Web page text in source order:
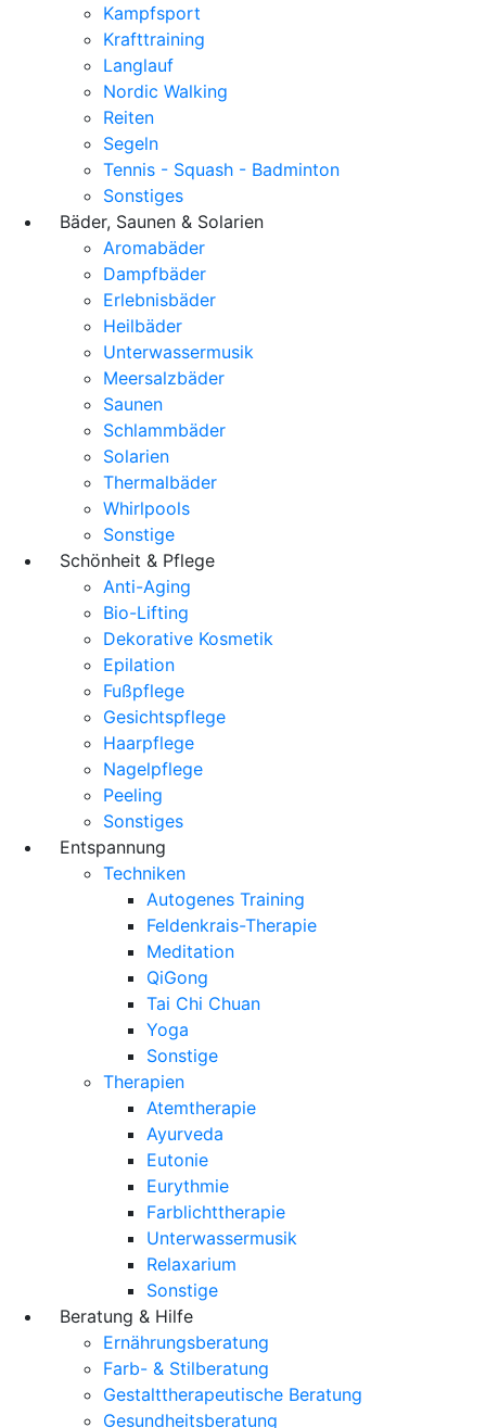
Kampfsport
Krafttraining
Langlauf
Nordic Walking
Reiten
Segeln
Tennis - Squash - Badminton
Sonstiges
Bäder, Saunen & Solarien
Aromabäder
Dampfbäder
Erlebnisbäder
Heilbäder
Unterwassermusik
Meersalzbäder
Saunen
Schlammbäder
Solarien
Thermalbäder
Whirlpools
Sonstige
Schönheit & Pflege
Anti-Aging
Bio-Lifting
Dekorative Kosmetik
Epilation
Fußpflege
Gesichtspflege
Haarpflege
Nagelpflege
Peeling
Sonstiges
Entspannung
Techniken
Autogenes Training
Feldenkrais-Therapie
Meditation
QiGong
Tai Chi Chuan
Yoga
Sonstige
Therapien
Atemtherapie
Ayurveda
Eutonie
Eurythmie
Farblichttherapie
Unterwassermusik
Relaxarium
Sonstige
Beratung & Hilfe
Ernährungsberatung
Farb- & Stilberatung
Gestalttherapeutische Beratung
Gesundheitsberatung